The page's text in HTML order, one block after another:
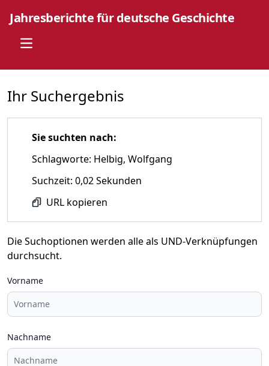
Jahresberichte für deutsche Geschichte
Open main menu
Ihr Suchergebnis
Sie suchten nach:
Schlagworte: Helbig, Wolfgang
Suchzeit: 0,02 Sekunden
URL kopieren
Die Suchoptionen werden alle als UND-Verknüpfungen
durchsucht.
Vorname
Nachname